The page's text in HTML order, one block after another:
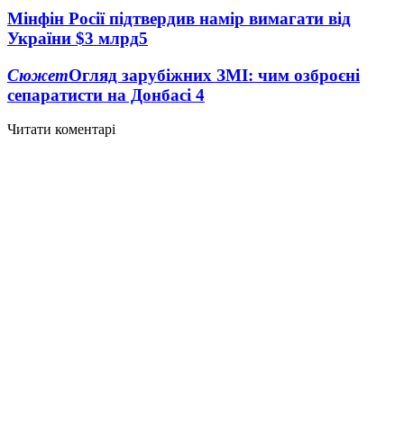
Мінфін Росії підтвердив намір вимагати від
України $3 млрд5
СюжетОгляд зарубіжних ЗМІ: чим озброєні
сепаратисти на Донбасі 4
Читати коментарі